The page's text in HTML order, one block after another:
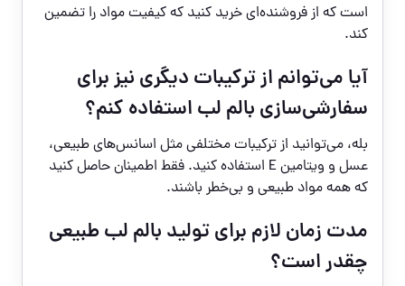
است که از فروشنده‌ای خرید کنید که کیفیت مواد را تضمین
کند.
آیا می‌توانم از ترکیبات دیگری نیز برای
سفارشی‌سازی بالم لب استفاده کنم؟
بله، می‌توانید از ترکیبات مختلفی مثل اسانس‌های طبیعی،
عسل و ویتامین E استفاده کنید. فقط اطمینان حاصل کنید
که همه مواد طبیعی و بی‌خطر باشند.
مدت زمان لازم برای تولید بالم لب طبیعی
چقدر است؟